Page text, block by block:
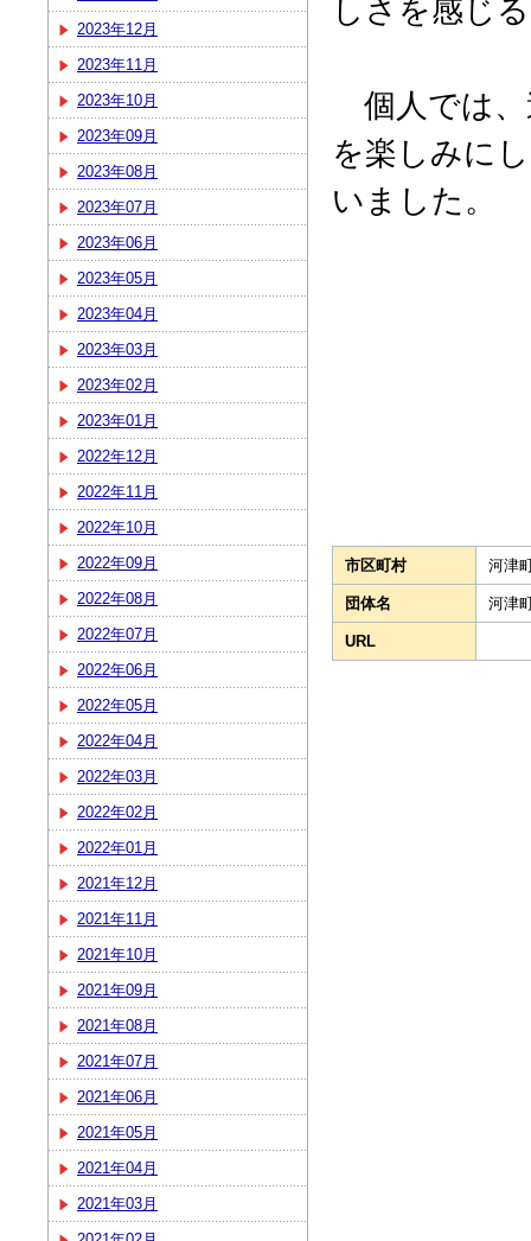
2023年12月
2023年11月
2023年10月
2023年09月
2023年08月
2023年07月
2023年06月
2023年05月
2023年04月
2023年03月
2023年02月
2023年01月
2022年12月
2022年11月
2022年10月
2022年09月
2022年08月
2022年07月
2022年06月
2022年05月
2022年04月
2022年03月
2022年02月
2022年01月
2021年12月
2021年11月
2021年10月
2021年09月
2021年08月
2021年07月
2021年06月
2021年05月
2021年04月
2021年03月
しさを感じ
個人では、
を楽しみに
いました。
市区町村 河津
団体名 河津
URL